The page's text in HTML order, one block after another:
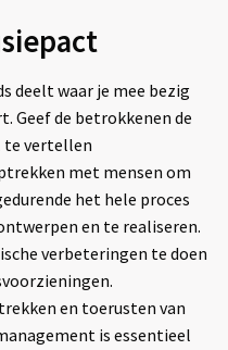
deelt waar je mee bezig
Geef de betrokkenen de
te vertellen
met mensen om
het hele proces
en te realiseren.
verbeteringen te doen
en toerusten van
is essentieel